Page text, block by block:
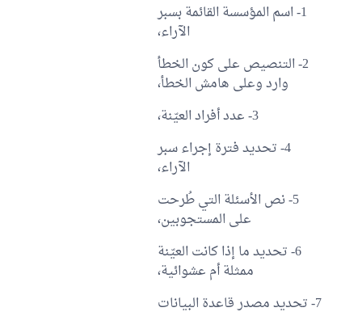
1- اسم المؤسسة القائمة بسبر
الآراء،
2- التنصيص على كون الخطأ
وارد وعلى هامش الخطأ،
3- عدد أفراد العيّنة،
4- تحديد فترة إجراء سبر
الآراء،
5- نص الأسئلة التي طُرحت
على المستجوبين،
6- تحديد ما إذا كانت العيّنة
ممثلة أم عشوائية،
7- تحديد مصدر قاعدة البيانات